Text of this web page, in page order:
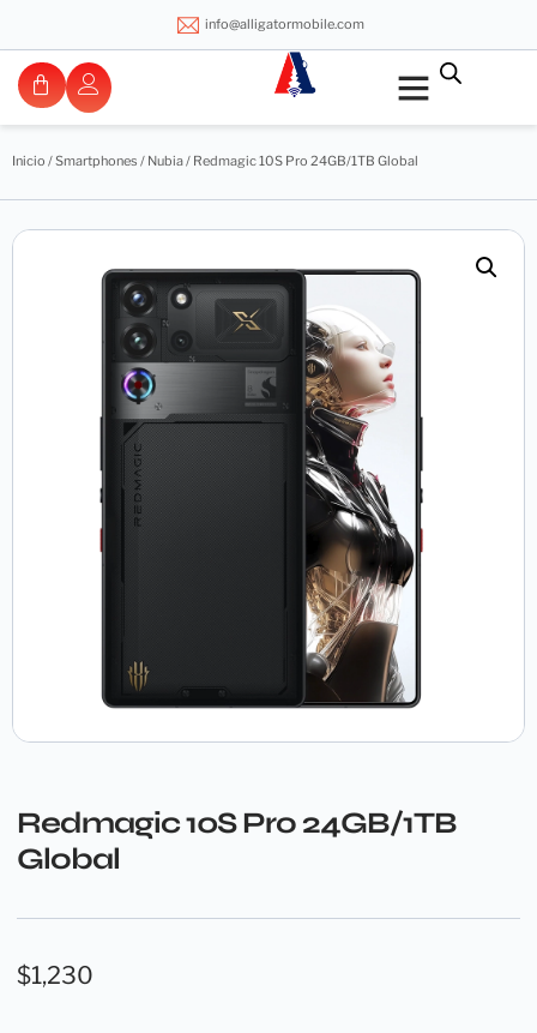
info@alligatormobile.com
Inicio /Smartphones / Nubia/ Redmagic 10S Pro 24GB/1TB Global
Redmagic 10S Pro 24GB/1TB
Global
$1,230